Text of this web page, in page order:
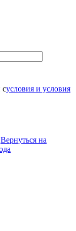
сусловия и условия
Вернуться на